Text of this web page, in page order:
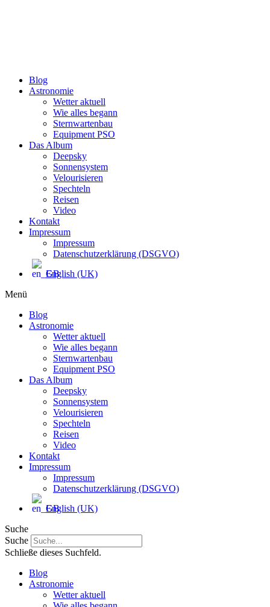
Blog
Astronomie
Wetter aktuell
Wie alles begann
Sternwartenbau
Equipment PSO
Das Album
Deepsky
Sonnensystem
Velourisieren
Spechteln
Reisen
Video
Kontakt
Impressum
Impressum
Datenschutzerklärung (DSGVO)
English (UK)
Menü
Blog
Astronomie
Wetter aktuell
Wie alles begann
Sternwartenbau
Equipment PSO
Das Album
Deepsky
Sonnensystem
Velourisieren
Spechteln
Reisen
Video
Kontakt
Impressum
Impressum
Datenschutzerklärung (DSGVO)
English (UK)
Suche
Suche
Schließe dieses Suchfeld.
Blog
Astronomie
Wetter aktuell